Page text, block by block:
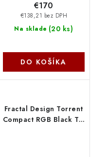
Na sklade (20 ks)
€138,21 bez DPH
€170
DO KOŠÍKA
Fractal Design Torrent
Compact RGB Black TG